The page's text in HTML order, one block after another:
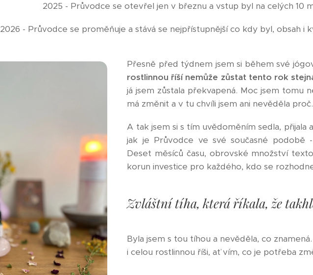
2025 - Průvodce se otevřel jen v březnu a vstup byl na celých 10
2026 - Průvodce se proměňuje a stává se nejpřístupnější co kdy byl, obsah i
Přesně před týdnem jsem si během své
rostlinnou říší nemůže zůstat tento rok
já jsem zůstala překvapená. Moc jsem tomu
má změnit a v tu chvíli jsem ani nevěděla proč.
A tak jsem si s tím uvědoměním sedla, přijala
jak je Průvodce ve své současné
Deset měsíců času, obrovské množství
korun investice pro každého, kdo se
Zvláštní tíha, která říkala, že
Byla jsem s tou tíhou a nevěděla, co
i celou rostlinnou říši, ať vím, co je potřeba